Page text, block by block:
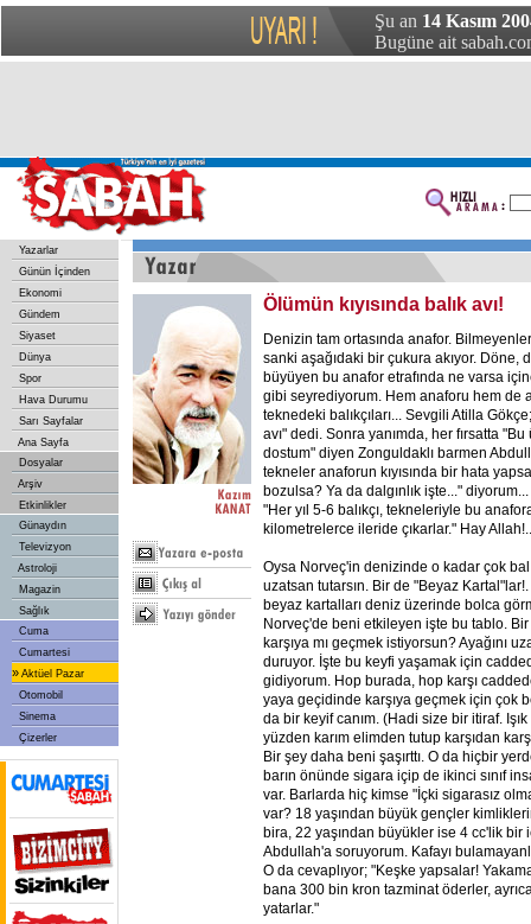
Şu an 14 Kasım
Bugüne ait
Yazarlar
Günün İçinden
Ekonomi
Gündem
Siyaset
Dünya
Spor
Hava Durumu
Sarı Sayfalar
Ana Sayfa
Dosyalar
Arşiv
Etkinlikler
Günaydın
Televizyon
Astroloji
Magazin
Sağlık
Cuma
Cumartesi
» Aktüel Pazar
Otomobil
Sinema
Çizerler
Ölümün kıyısında balık avı!
Denizin tam ortasında anafor.
sanki aşağıdaki bir çukura akıyor. Döne,
büyüyen bu anafor etrafında ne varsa
gibi seyrediyorum. Hem anaforu hem de
teknedeki balıkçıları... Sevgili Atilla
avı" dedi. Sonra yanımda, her fırsatta
dostum" diyen Zonguldaklı barmen
tekneler anaforun kıyısında bir hata
bozulsa? Ya da dalgınlık işte..."
"Her yıl 5-6 balıkçı, tekneleriyle bu
kilometrelerce ileride çıkarlar." Hay Allah!..
Oysa Norveç'in denizinde o kadar çok
uzatsan tutarsın. Bir de "Beyaz
beyaz kartalları deniz üzerinde bolca
Norveç'de beni etkileyen işte bu tablo.
karşıya mı geçmek istiyorsun? Ayağını
duruyor. İşte bu keyfi yaşamak için
gidiyorum. Hop burada, hop karşı
yaya geçidinde karşıya geçmek için çok
da bir keyif canım. (Hadi size bir itiraf.
yüzden karım elimden tutup karşıdan
Bir şey daha beni şaşırttı. O da hiçbir
barın önünde sigara içip de ikinci sınıf
var. Barlarda hiç kimse "İçki sigarasız
var? 18 yaşından büyük gençler
bira, 22 yaşından büyükler ise 4 cc'lik bir
Abdullah'a soruyorum. Kafayı
O da cevaplıyor; "Keşke yapsalar!
bana 300 bin kron tazminat öderler,
yatarlar."